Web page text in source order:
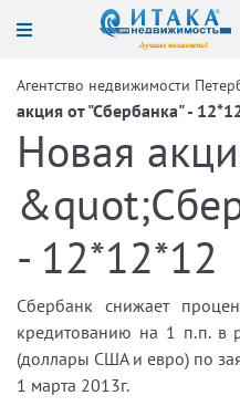
Агентство недвижимости
акция от "Сбербанка" -
Новая
- 12*12*12
Сбербанк снижает
кредитованию на 1 п.п. в
(доллары США и евро) по
1 марта 2013г.